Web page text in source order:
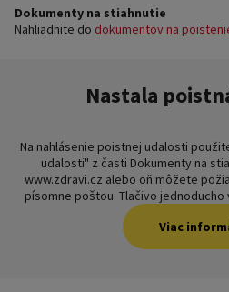
aj cena. Preto si môžete
potreby balíček, ktorý vám bude
Dokumenty na stiahnutie
Nahliadnite do dokumentov na
Nastala
Na nahlásenie poistnej udalosti
udalosti" z časti Dokumenty na
www.zdravi.cz alebo oň môžete
písomne ​​poštou. Tlačivo
Viac